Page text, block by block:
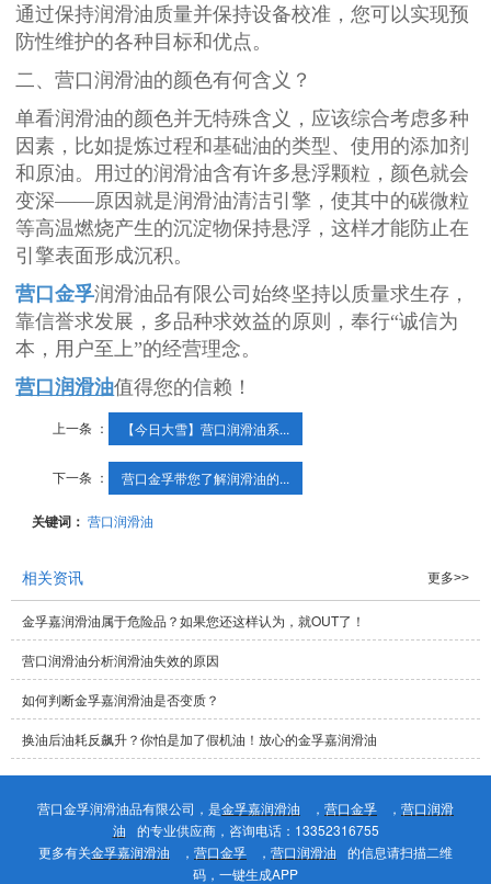
通过保持润滑油质量并保持设备校准，您可以实现预
防性维护的各种目标和优点。
二、营口润滑油的颜色有何含义？
单看润滑油的颜色并无特殊含义，应该综合考虑多种
因素，比如提炼过程和基础油的类型、使用的添加剂
和原油。用过的润滑油含有许多悬浮颗粒，颜色就会
变深——原因就是润滑油清洁引擎，使其中的碳微粒
等高温燃烧产生的沉淀物保持悬浮，这样才能防止在
引擎表面形成沉积。
营口金孚润滑油品有限公司始终坚持以质量求生存，
靠信誉求发展，多品种求效益的原则，奉行“诚信为
本，用户至上”的经营理念。
营口润滑油值得您的信赖！
上一条 ： 【今日大雪】营口润滑油系...
下一条 ： 营口金孚带您了解润滑油的...
关键词：营口润滑油
相关资讯 更多>>
金孚嘉润滑油属于危险品？如果您还这样认为，就OUT了！
营口润滑油分析润滑油失效的原因
如何判断金孚嘉润滑油是否变质？
换油后油耗反飙升？你怕是加了假机油！放心的金孚嘉润滑油
营口金孚润滑油品有限公司，是金孚嘉润滑油 ， 营口金孚 ， 营口润滑
油
的专业供应商，咨询电话：13352316755
更多有关金孚嘉润滑油 ， 营口金孚 ， 营口润滑油
的信息请扫描二维
码，一键生成APP